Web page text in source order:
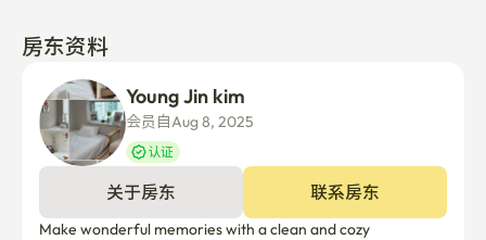
房东资料
Young Jin kim
会员自Aug 8, 2025
认证
关于房东 联系房东
Make wonderful memories with a clean and cozy